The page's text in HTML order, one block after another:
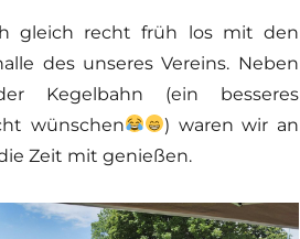
gleich recht früh los mit den
des unseres Vereins. Neben
Kegelbahn (ein besseres
wünschen
) waren wir an
Zeit mit genießen.